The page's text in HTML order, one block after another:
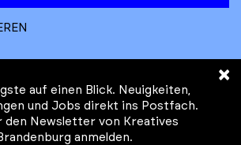
© Kreatives Brandenburg im Auftrag des
×
auf einen Blick. Neuigkeiten,
und Jobs direkt ins Postfach.
Newsletter von Kreatives
anmelden.